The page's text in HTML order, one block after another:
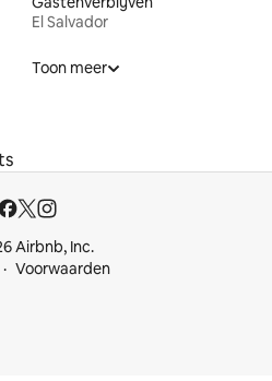
El Salvador
Toon meer
Airbnb, Inc.
Voorwaarden